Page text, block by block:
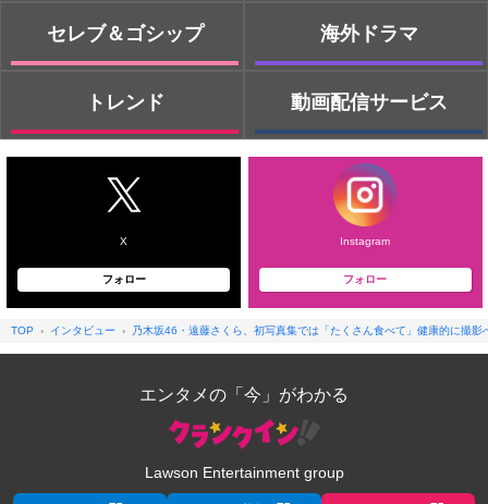
セレブ＆ゴシップ
トレンド
海外ドラマ
動画配信サービス
X
フォロー
Instagram
フォロー
TOP インタビュー 乃木坂46・遠藤さくら、初写真集では「たくさん食べて」健康的に撮影
エンタメの「今」がわかる
Lawson Entertainment group